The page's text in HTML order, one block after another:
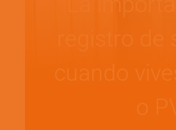
registro de
cuando
o